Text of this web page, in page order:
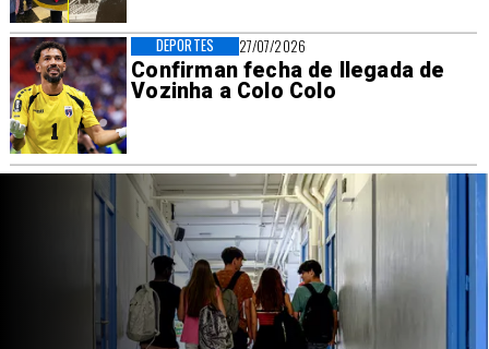
27/07/2026
Confirman fecha de llegada de
Vozinha a Colo Colo
DEPORTES